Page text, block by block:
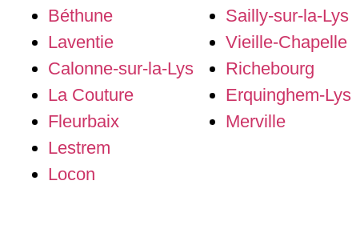
Béthune
Laventie
Calonne-sur-la-Lys
La Couture
Fleurbaix
Lestrem
Locon
Sailly-sur-la-Lys
Vieille-Chapelle
Richebourg
Erquinghem-Lys
Merville